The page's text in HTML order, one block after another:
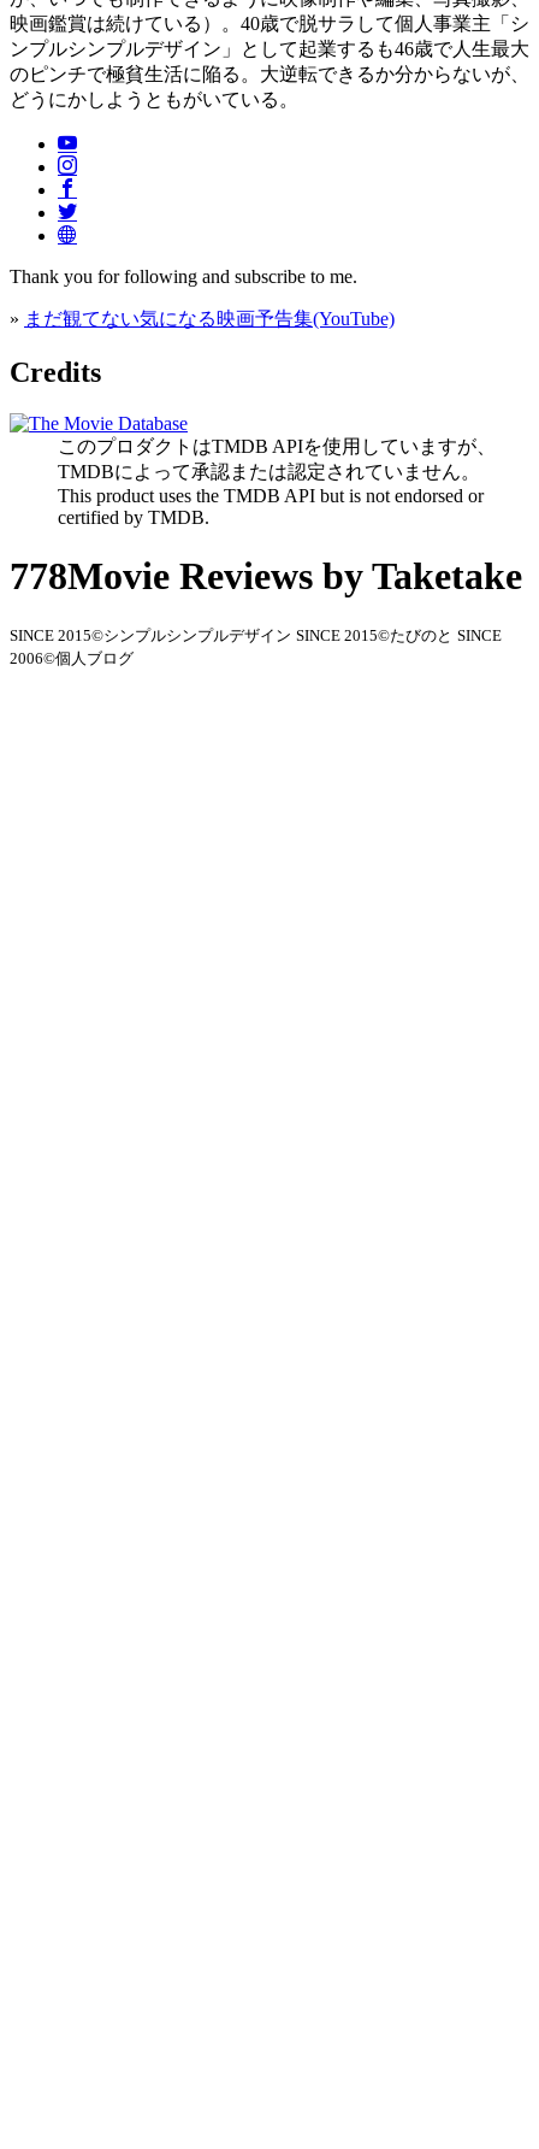
映画鑑賞は続けている）。40歳で脱サラして個人事業主「シ
ンプルシンプルデザイン」として起業するも46歳で人生最大
のピンチで極貧生活に陥る。大逆転できるか分からないが、
どうにかしようともがいている。
Thank you for following and subscribe to me.
» まだ観てない気になる映画予告集(YouTube)
Credits
このプロダクトはTMDB APIを使用していますが、
TMDBによって承認または認定されていません。
This product uses the TMDB API but is not endorsed or
certified by TMDB.
778Movie Reviews by Taketake
SINCE 2015©シンプルシンプルデザイン SINCE 2015©たびのと SINCE
2006©個人ブログ